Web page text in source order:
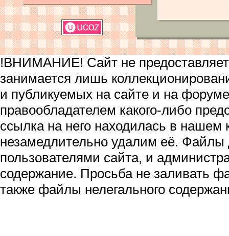
!ВНИМАНИЕ! Сайт не предоставляет
занимается лишь
и публикуемых на сайте и на
правообладателем какого-либо
ссылка на него находилась в
незамедлительно удалим её.
пользователями сайта, и
содержание. Просьба не заливать
также файлы нелегального